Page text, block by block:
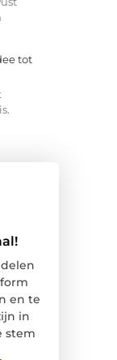
tot
en te
in
stem